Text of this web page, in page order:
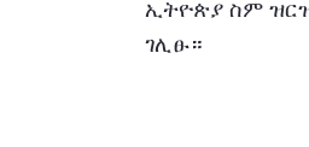
ኢትዮጵያ ስም
ገሊፁ።